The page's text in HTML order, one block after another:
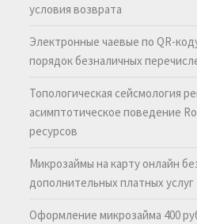
условия возврата
Электронные чаевые по QR-
порядок безналичных
Топологическая сейсмология
асимптотическое поведение
ресурсов
Микрозаймы на карту онлайн
дополнительных платных услуг
Оформление микрозайма 400